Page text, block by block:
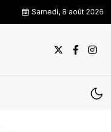
Samedi, 8 août 2026